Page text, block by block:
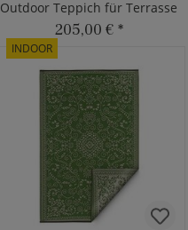
Outdoor Teppich für Terrasse
205,00 € *
INDOOR